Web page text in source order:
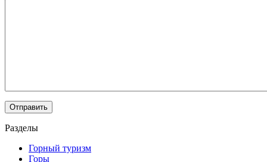
Разделы
Горный туризм
Горы